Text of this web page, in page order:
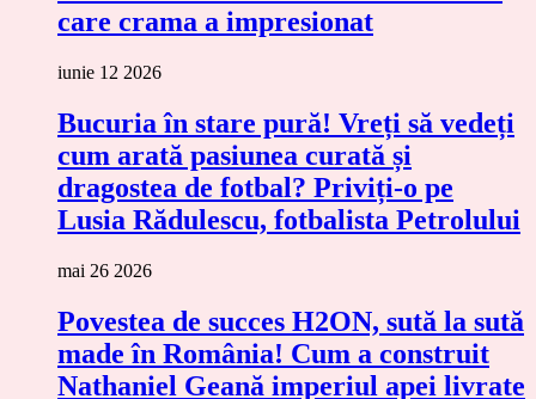
care crama a impresionat
iunie 12 2026
Bucuria în stare pură! Vreți să vedeți
cum arată pasiunea curată și
dragostea de fotbal? Priviți-o pe
Lusia Rădulescu, fotbalista Petrolului
mai 26 2026
Povestea de succes H2ON, sută la sută
made în România! Cum a construit
Nathaniel Geană imperiul apei livrate